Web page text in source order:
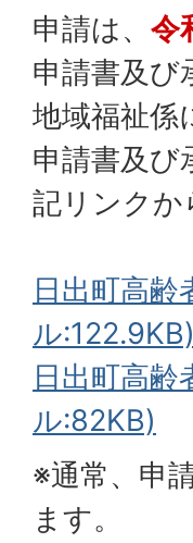
申請は、 令
申請書及び
地域福祉係
申請書及び
記リンク
日出町高齢
ル:122.9KB)
日出町高齢
ル:82KB)
※通常、申
ます。